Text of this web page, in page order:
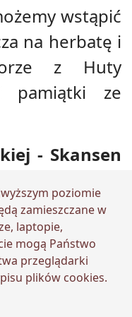
wstąpić
na herbatę i
z Huty
pamiątki ze
- Skansen
rzemiosł
rolnych oraz
np. Noc
poziomie
zamieszczane w
laptopie,
mogą Państwo
przeglądarki
plików cookies.